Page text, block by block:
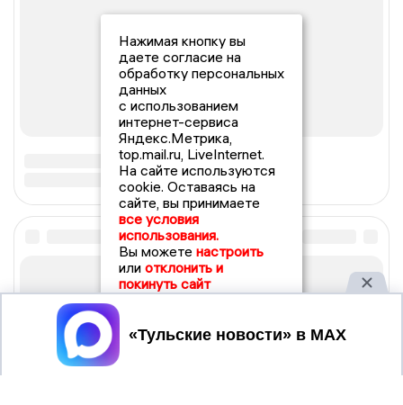
Нажимая кнопку вы
даете согласие на
обработку персональных
данных
с использованием
интернет-сервиса
Яндекс.Метрика,
top.mail.ru, LiveInternet.
На сайте используются
cookie. Оставаясь на
сайте, вы принимаете
все условия
использования.
Вы можете настроить
или отклонить и
покинуть сайт
Принять